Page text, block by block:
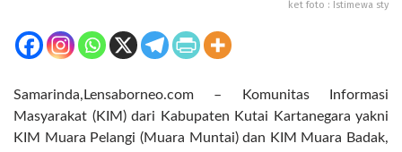
ket foto : Istimewa sty
Samarinda,Lensaborneo.com – Komunitas Informasi
Masyarakat (KIM) dari Kabupaten Kutai Kartanegara yakni
KIM Muara Pelangi (Muara Muntai) dan KIM Muara Badak,